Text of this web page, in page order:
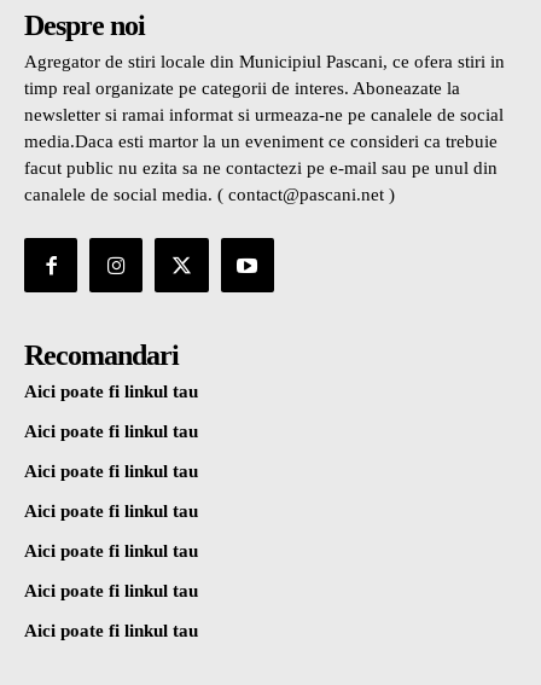
Despre noi
Agregator de stiri locale din Municipiul Pascani, ce ofera stiri in
timp real organizate pe categorii de interes. Aboneazate la
newsletter si ramai informat si urmeaza-ne pe canalele de social
media.Daca esti martor la un eveniment ce consideri ca trebuie
facut public nu ezita sa ne contactezi pe e-mail sau pe unul din
canalele de social media. ( contact@pascani.net )
Recomandari
Aici poate fi linkul tau
Aici poate fi linkul tau
Aici poate fi linkul tau
Aici poate fi linkul tau
Aici poate fi linkul tau
Aici poate fi linkul tau
Aici poate fi linkul tau